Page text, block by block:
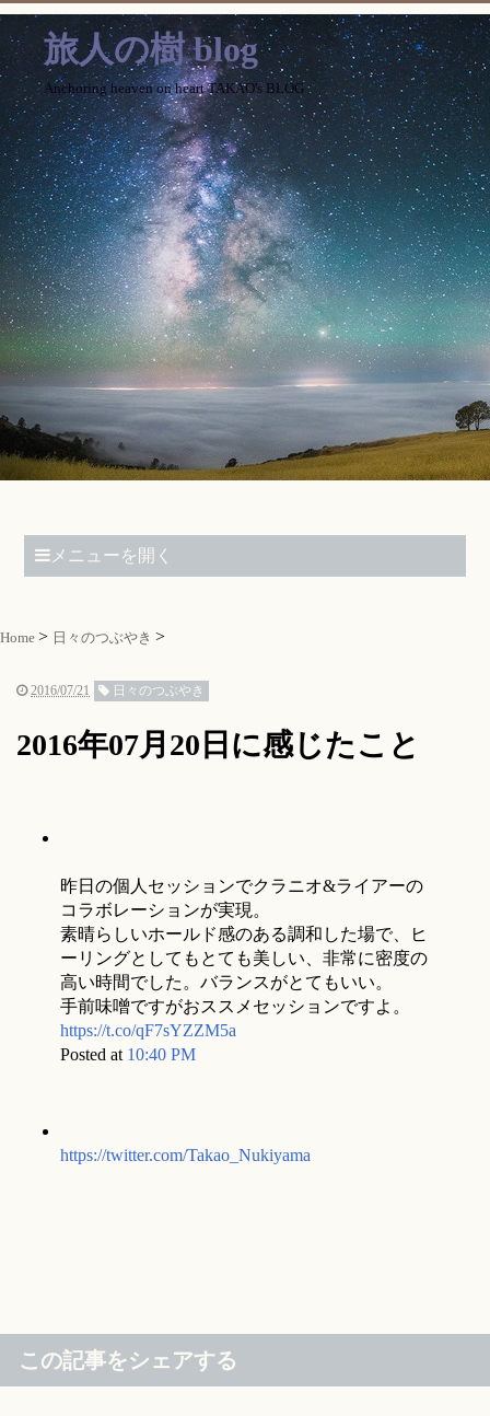
旅人の樹 blog
Anchoring heaven on heart TAKAO's BLOG
メニューを開く
Home 日々のつぶやき
2016/07/21 日々のつぶやき
2016年07月20日に感じたこと
昨日の個人セッションでクラニオ&ライアーの
コラボレーションが実現。
素晴らしいホールド感のある調和した場で、ヒ
ーリングとしてもとても美しい、非常に密度の
高い時間でした。バランスがとてもいい。
手前味噌ですがおススメセッションですよ。
https://t.co/qF7sYZZM5a
Posted at 10:40 PM
https://twitter.com/Takao_Nukiyama
この記事をシェアする